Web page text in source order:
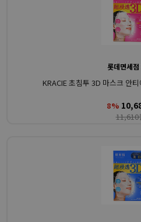
롯데면세점
KRACIE 초침투 3D 마스크 안
8%
11,610